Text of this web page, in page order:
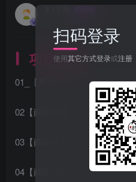
项目介绍
01_【商家营18期】开班仪式
02【商家营18期】商家矩阵
03【商家营18期】产品塑造（
04【商家营18期】内容制造（
扫码登录
使用其它方式登录或注册